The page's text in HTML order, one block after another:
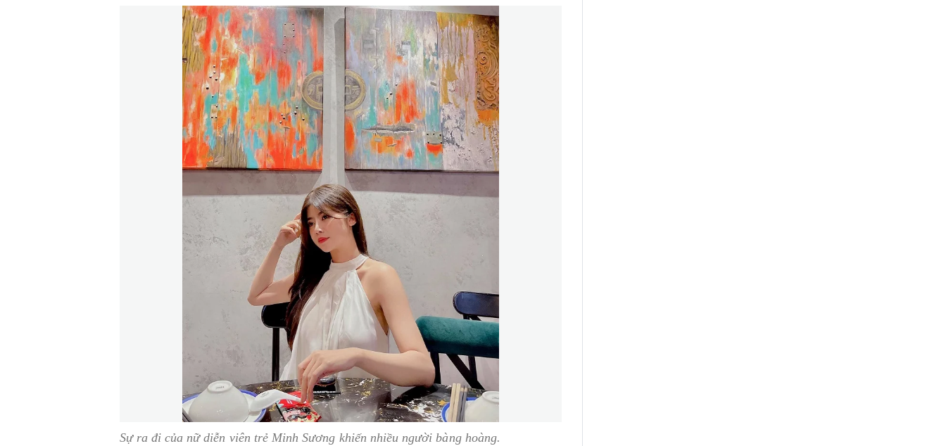
Sự ra đi của nữ diễn viên trẻ Minh Sương khiến nhiều người bàng hoàng.